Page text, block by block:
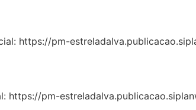
https://pm-
https://pm-